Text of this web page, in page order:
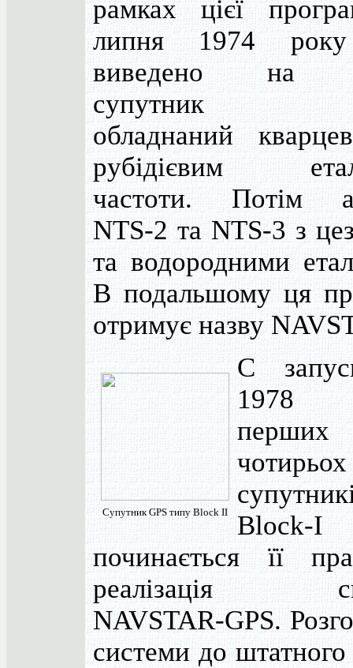
рамках цієї
липня 1974
виведено на
супутник
обладнаний
рубідієвим
частоти. Потім
NTS-2 та NTS-3 з
та водородними
В подальшому ця
отримує назву
Супутник GPS типу Block II
С
1978
перших
чотирьох
Block-I
починається її
реалізація
NAVSTAR-GPS.
системи до штатного